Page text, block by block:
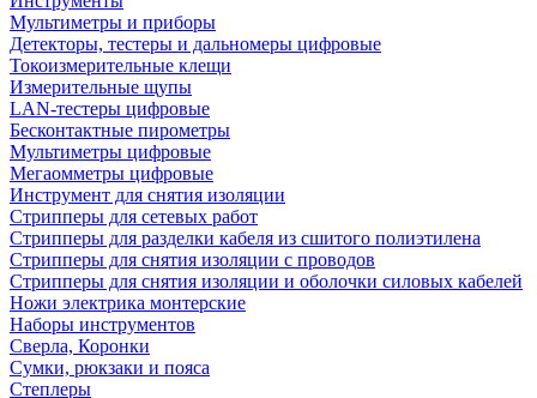
Мультиметры и приборы
Детекторы, тестеры и дальномеры цифровые
Токоизмерительные клещи
Измерительные щупы
LAN-тестеры цифровые
Бесконтактные пирометры
Мультиметры цифровые
Мегаомметры цифровые
Инструмент для снятия изоляции
Стрипперы для сетевых работ
Стрипперы для разделки кабеля из сшитого полиэтилена
Cтрипперы для снятия изоляции с проводов
Стрипперы для снятия изоляции и оболочки силовых кабелей
Ножи электрика монтерские
Наборы инструментов
Сверла, Коронки
Сумки, рюкзаки и пояса
Степлеры